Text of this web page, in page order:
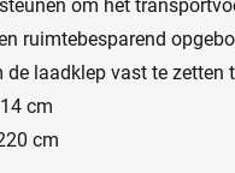
om het
ruimtebesparend
laadklep vast te zetten
cm
cm